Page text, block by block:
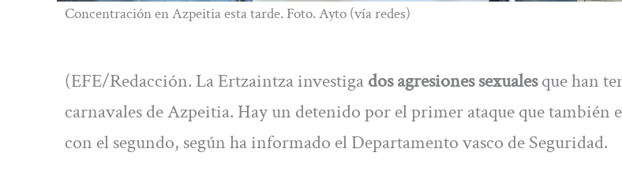
Concentración en Azpeitia esta tarde. Foto. Ayto (vía redes)
(EFE/Redacción. La Ertzaintza investigados agresiones sexualesque han
carnavales de Azpeitia. Hay un detenido por el primer ataque que también
con el segundo, según ha informado el Departamento vasco de Seguridad.